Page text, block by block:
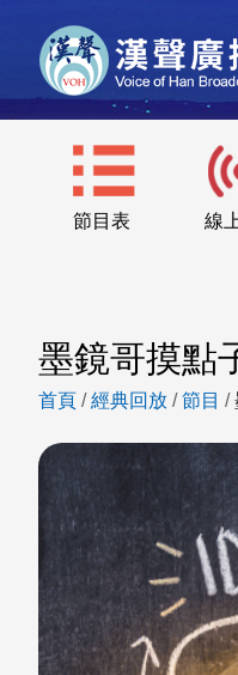
節目表 線
墨鏡哥摸點
首頁 /經典回放 /節目 /